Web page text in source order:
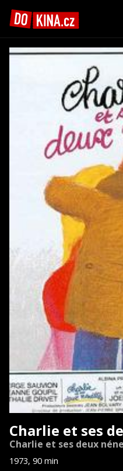
Charlie et ses
Charlie et ses deux
1973, 90 min